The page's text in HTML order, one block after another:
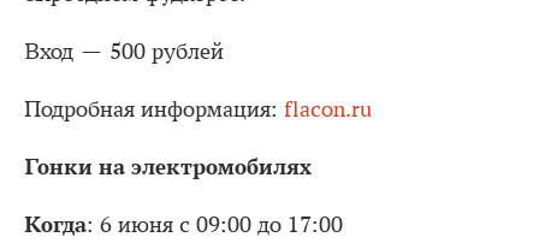
Вход — 500 рублей
Подробная информация: flacon.ru
Гонки на электромобилях
Когда: 6 июня с 09:00 до 17:00